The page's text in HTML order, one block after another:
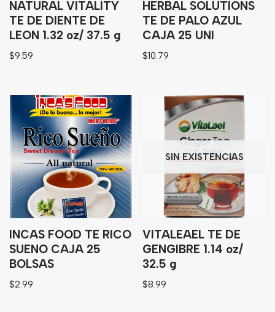
NATURAL VITALITY
TE DE DIENTE DE
LEON 1.32 oz/ 37.5 g
$9.59
HERBAL SOLUTIONS
TE DE PALO AZUL
CAJA 25 UNI
$10.79
INCAS FOOD TE RICO
SUENO CAJA 25
BOLSAS
$2.99
SIN EXISTENCIAS
VITALEAEL TE DE
GENGIBRE 1.14 oz/
32.5 g
$8.99